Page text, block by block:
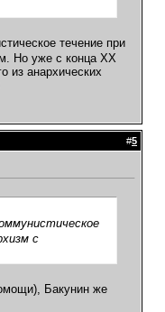
течение при
Но уже с конца ХХ
из анархических
#5
с
Бакунин же